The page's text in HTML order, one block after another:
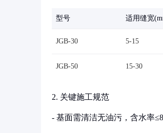
型号 适用缝宽
JGB-30 5-15
JGB-50 15-30
2. 关键施工规范
- 基面需清洁无油污，含水率